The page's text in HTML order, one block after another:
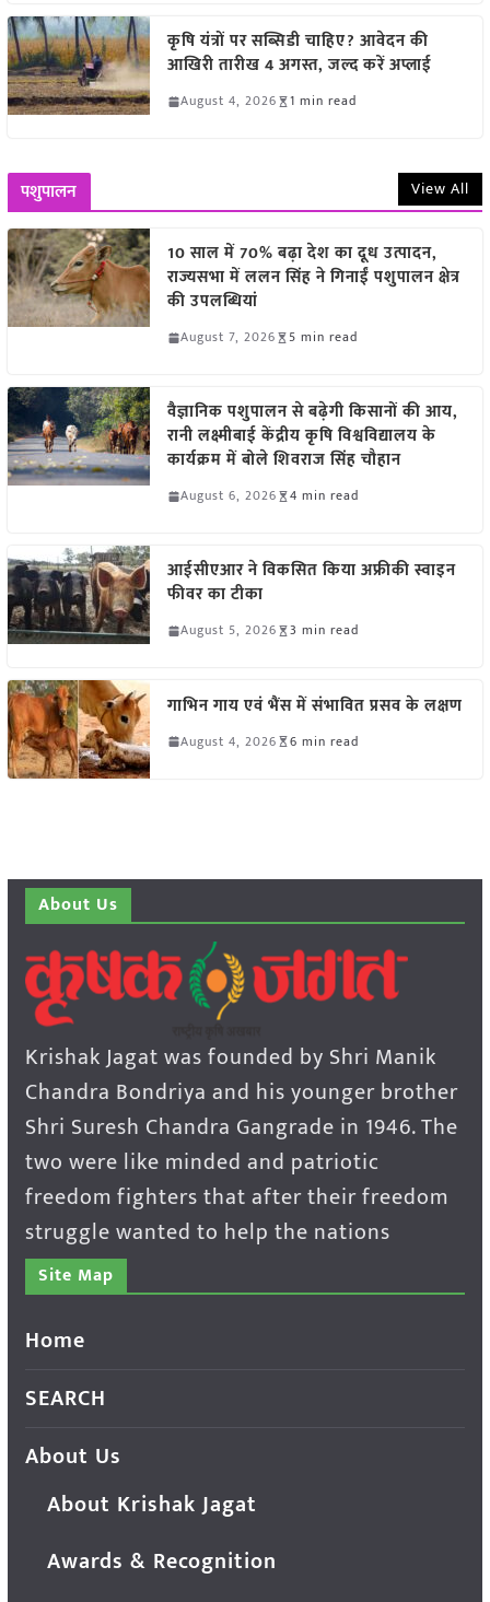
कृषि यंत्रों पर सब्सिडी चाहिए? आवेदन की
आखिरी तारीख 4 अगस्त, जल्द करें अप्लाई
August 4, 2026 1 min read
पशुपालन View All
10 साल में 70% बढ़ा देश का दूध उत्पादन,
राज्यसभा में ललन सिंह ने गिनाईं पशुपालन क्षेत्र
की उपलब्धियां
August 7, 2026 5 min read
वैज्ञानिक पशुपालन से बढ़ेगी किसानों की आय,
रानी लक्ष्मीबाई केंद्रीय कृषि विश्वविद्यालय के
कार्यक्रम में बोले शिवराज सिंह चौहान
August 6, 2026 4 min read
आईसीएआर ने विकसित किया अफ्रीकी स्वाइन
फीवर का टीका
August 5, 2026 3 min read
गाभिन गाय एवं भैंस में संभावित प्रसव के लक्षण
August 4, 2026 6 min read
About Us
Krishak Jagat was founded by Shri Manik
Chandra Bondriya and his younger brother
Shri Suresh Chandra Gangrade in 1946. The
two were like minded and patriotic
freedom fighters that after their freedom
struggle wanted to help the nations
Site Map
Home
SEARCH
About Us
About Krishak Jagat
Awards & Recognition